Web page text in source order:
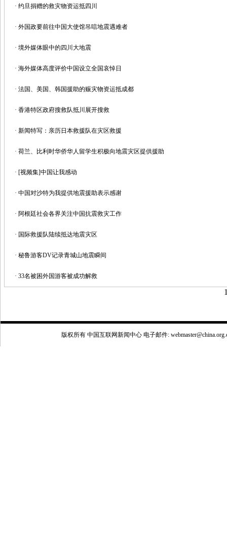
· 约旦捐赠的救灾物资运抵四川
· 外国政要前往中国大使馆吊唁地震遇难者
· 境外媒体眼中的四川大地震
· 海外媒体高度评价中国设立全国哀悼日
· 法国、美国、韩国援助的赈灾物资运抵成都
· 香港特区政府搜救队抵川展开搜救
· 新闻特写：亲历日本救援队在灾区救援
· 荷兰、比利时华侨华人留学生积极向地震灾区提供援助
· [视频集]中国让我感动
· 中国对沙特为我提供地震援助表示感谢
· 阿根廷社会各界关注中国抗震救灾工作
· 国际救援队陆续抵达地震灾区
· 秘鲁游客DV记录青城山地震瞬间
· 33名被困外国游客被成功解救
版权所有 中国互联网新闻中心 电子邮件: